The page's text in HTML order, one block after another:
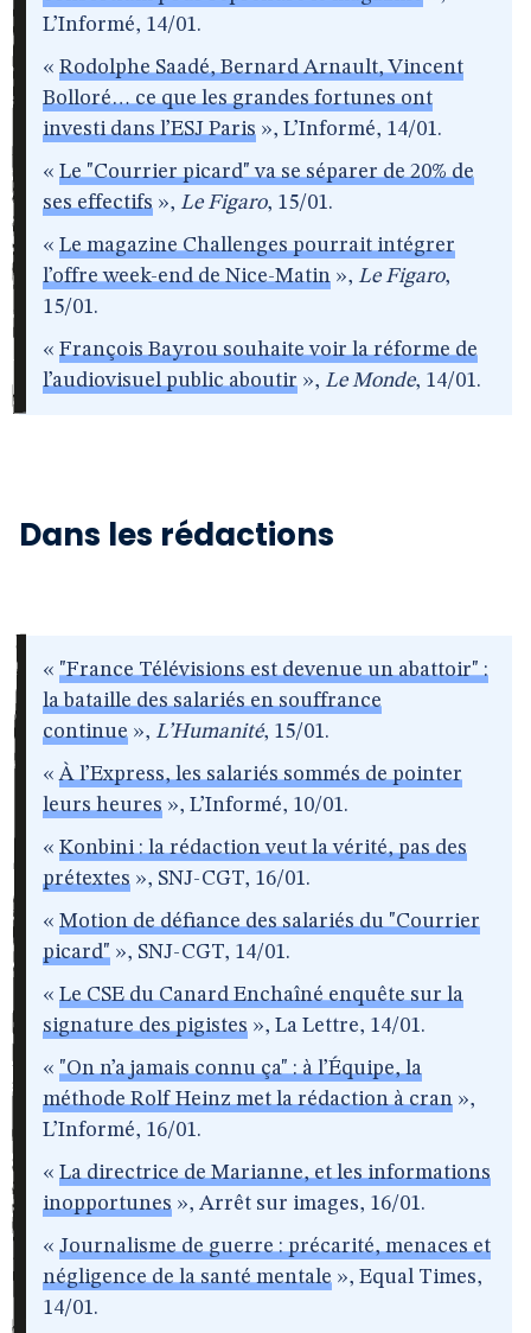
L’Informé, 14/01.
« Rodolphe Saadé, Bernard Arnault, Vincent
Bolloré… ce que les grandes fortunes ont
investi dans l’ESJ Paris », L’Informé, 14/01.
« Le "Courrier picard" va se séparer de 20% de
ses effectifs », Le Figaro, 15/01.
« Le magazine Challenges pourrait intégrer
l’offre week-end de Nice-Matin », Le Figaro,
15/01.
« François Bayrou souhaite voir la réforme de
l’audiovisuel public aboutir », Le Monde, 14/01.
Dans les rédactions
« "France Télévisions est devenue un abattoir" :
la bataille des salariés en souffrance
continue », L’Humanité, 15/01.
«À l’Express, les salariés sommés de pointer
leurs heures », L’Informé, 10/01.
« Konbini : la rédaction veut la vérité, pas des
prétextes », SNJ-CGT, 16/01.
« Motion de défiance des salariés du "Courrier
picard" », SNJ-CGT, 14/01.
« Le CSE du Canard Enchaîné enquête sur la
signature des pigistes », La Lettre, 14/01.
« "On n’a jamais connu ça" : à l’Équipe, la
méthode Rolf Heinz met la rédaction à cran »,
L’Informé, 16/01.
« La directrice de Marianne, et les informations
inopportunes », Arrêt sur images, 16/01.
« Journalisme de guerre : précarité, menaces et
négligence de la santé mentale », Equal Times,
14/01.